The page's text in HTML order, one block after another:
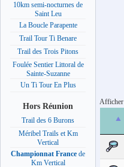
10km semi-nocturnes de
Saint Leu
La Boucle Parapente
Trail Tour Ti Benare
Trail des Trois Pitons
Foulée Sentier Littoral de
Sainte-Suzanne
Un Ti Tour En Plus
Hors Réunion
Trail des 6 Burons
Méribel Trails et Km
Vertical
Championnat France de
Km Vertical
Afficher